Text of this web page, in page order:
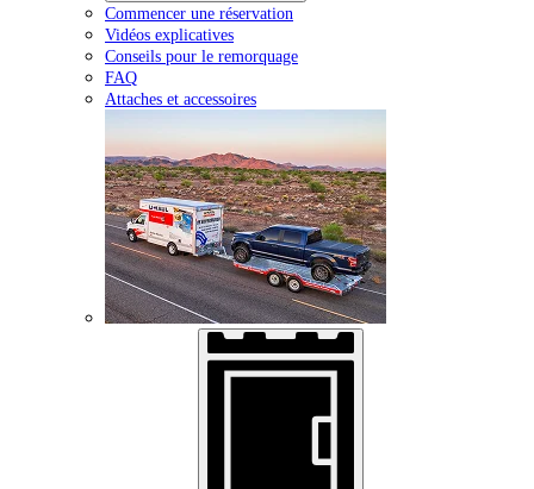
Commencer une réservation
Vidéos explicatives
Conseils pour le remorquage
FAQ
Attaches et accessoires